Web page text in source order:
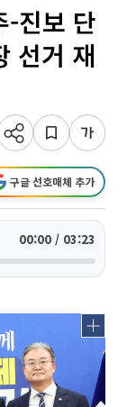
-진보 단
선거 재
구글 선호매체 추가
00:00 / 03:23